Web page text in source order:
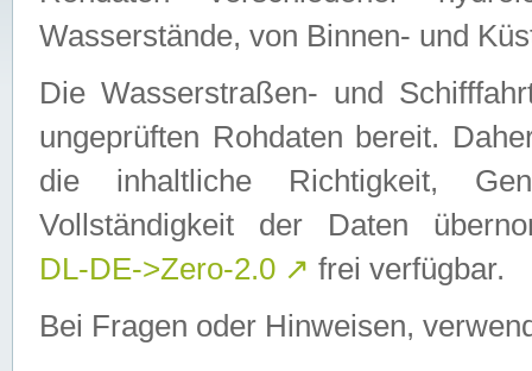
Wasserstände, von Binnen- und
Die Wasserstraßen- und
ungeprüften Rohdaten bereit.
die inhaltliche Richtigkeit,
Vollständigkeit der Daten
DL-DE->Zero-2.0 ↗ frei verfügbar.
Bei Fragen oder Hinweisen,